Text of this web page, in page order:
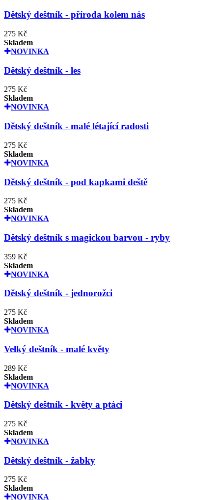
Dětský deštník - příroda kolem nás
275 Kč
Skladem
NOVINKA
Dětský deštník - les
275 Kč
Skladem
NOVINKA
Dětský deštník - malé létající radosti
275 Kč
Skladem
NOVINKA
Dětský deštník - pod kapkami deště
275 Kč
Skladem
NOVINKA
Dětský deštník s magickou barvou - ryby
359 Kč
Skladem
NOVINKA
Dětský deštník - jednorožci
275 Kč
Skladem
NOVINKA
Velký deštník - malé květy
289 Kč
Skladem
NOVINKA
Dětský deštník - květy a ptáci
275 Kč
Skladem
NOVINKA
Dětský deštník - žabky
275 Kč
Skladem
NOVINKA